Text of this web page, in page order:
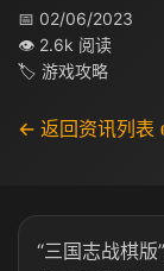
📅 02/06/2023
👁 2.6k 阅读
🏷 游戏攻略
← 返回资讯列表
“三国志战棋版